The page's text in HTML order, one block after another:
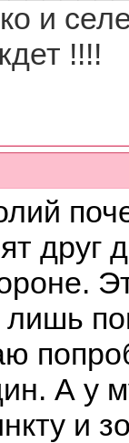
и
!!!!
друг
лишь
А у
и